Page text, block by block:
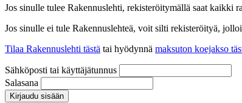
Jos sinulle tulee Rakennuslehti, rekisteröitymällä saat kaikki
Jos sinulle ei tule Rakennuslehteä, voit silti rekisteröityä,
Tilaa Rakennuslehti tästä tai hyödynnä maksuton koejakso
Sähköposti tai käyttäjätunnus
Salasana
Kirjaudu sisään